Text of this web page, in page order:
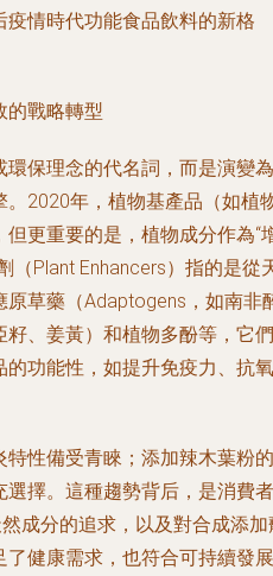
情時代功能食品飲料的新格
的戰略轉型
保理念的代名詞，而是演變為
2020年，植物基產品（如植
更重要的是，植物成分作為“
（Plant Enhancers）指的是從
草藥（Adaptogens，如南非
、姜黃）和植物多酚等，它們
功能性，如提升免疫力、抗氧
性備受青睞；添加辣木葉粉的
擇。這種趨勢背后，是消費者
成分的追求，以及對合成添加
健康需求，也符合可持續發展